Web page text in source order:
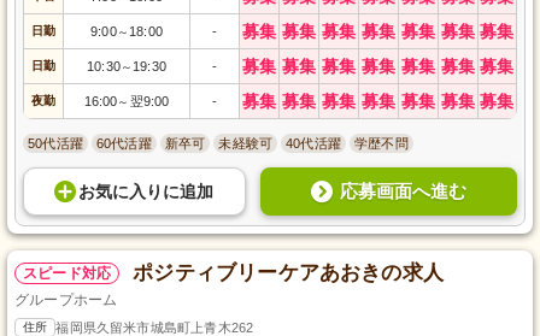
日勤 9:00～ 18:00 - 募集 募集 募集 募集 募集 募集 募集
日勤 10:30～ 19:30 - 募集 募集 募集 募集 募集 募集 募集
夜勤 16:00～ 翌9:00 - 募集 募集 募集 募集 募集 募集 募集
50代活躍 60代活躍 新卒可 未経験可 40代活躍 学歴不問
お気に入り に追加 応募画面へ進む
スピード対応 ポジティブリーケアあおきの求人
グループホーム
住所 福岡県久留米市城島町上青木262